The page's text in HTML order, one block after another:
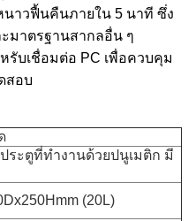
าวฟื้นคืนภายใน 5 นาที ซึ่ง
ะมาตรฐานสากลอื่น ๆ
รับเชื่อมต่อ PC เพื่อควบคุม
สอบ
ระตูที่ทํางานด้วยปนูเมติก มี
(20L)